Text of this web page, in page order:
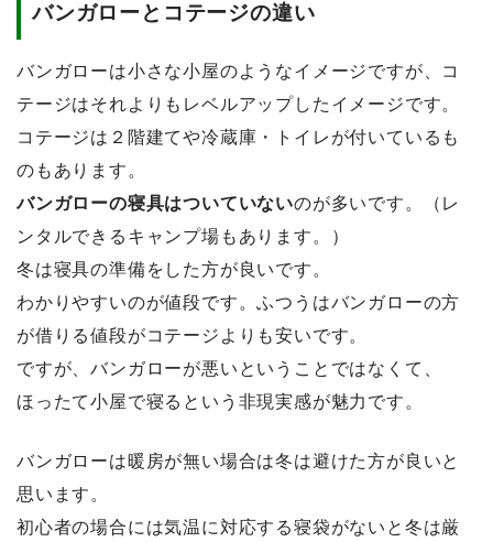
バンガローとコテージの違い
バンガローは小さな小屋のようなイメージですが、コ
テージはそれよりもレベルアップしたイメージです。
コテージは２階建てや冷蔵庫・トイレが付いているも
のもあります。
バンガローの寝具はついていないのが多いです。（レ
ンタルできるキャンプ場もあります。）
冬は寝具の準備をした方が良いです。
わかりやすいのが値段です。ふつうはバンガローの方
が借りる値段がコテージよりも安いです。
ですが、バンガローが悪いということではなくて、
ほったて小屋で寝るという非現実感が魅力です。
バンガローは暖房が無い場合は冬は避けた方が良いと
思います。
初心者の場合には気温に対応する寝袋がないと冬は厳